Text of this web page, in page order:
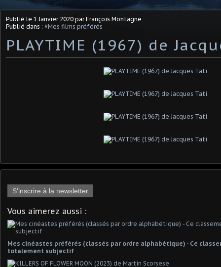
Publié le 1 Janvier 2020 par François Montagne
Publié dans : #Mes films préférés
PLAYTIME (1967) de
S'inscrire à la newsletter
Vous aimerez aussi :
Mes cinéastes préférés (classés par ordre alphabétique) - Ce
totalement subjectif